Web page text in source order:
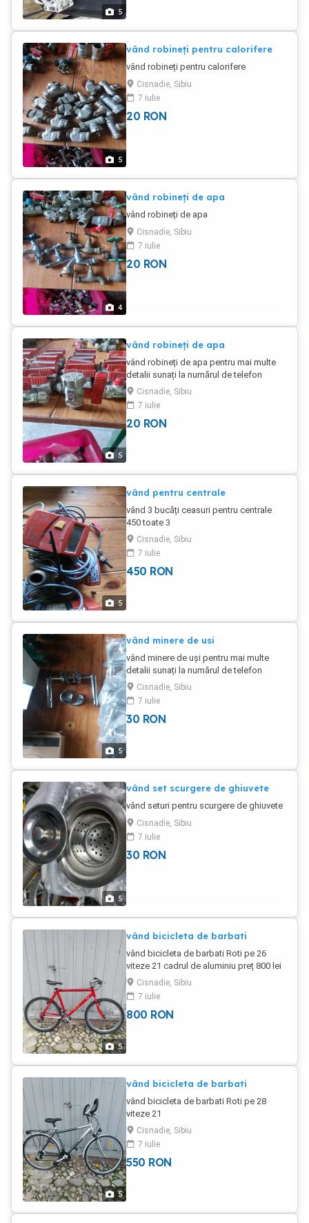
5
5
vând robineți pentru calorifere
vând robineți pentru calorifere
Cisnadie, Sibiu
7 iulie
20 RON
4
vând robineți de apa
vând robineți de apa
Cisnadie, Sibiu
7 iulie
20 RON
5
vând robineți de apa
vând robineți de apa pentru mai multe
detalii sunați la numărul de telefon
Cisnadie, Sibiu
7 iulie
20 RON
5
vând pentru centrale
vând 3 bucăți ceasuri pentru centrale
450 toate 3
Cisnadie, Sibiu
7 iulie
450 RON
5
vând minere de usi
vând minere de uși pentru mai multe
detalii sunați la numărul de telefon
Cisnadie, Sibiu
7 iulie
30 RON
5
vând set scurgere de ghiuvete
vând seturi pentru scurgere de ghiuvete
Cisnadie, Sibiu
7 iulie
30 RON
5
vând bicicleta de barbati
vând bicicleta de barbati Roti pe 26
viteze 21 cadrul de aluminiu preț 800 lei
Cisnadie, Sibiu
7 iulie
800 RON
5
vând bicicleta de barbati
vând bicicleta de barbati Roti pe 28
viteze 21
Cisnadie, Sibiu
7 iulie
550 RON